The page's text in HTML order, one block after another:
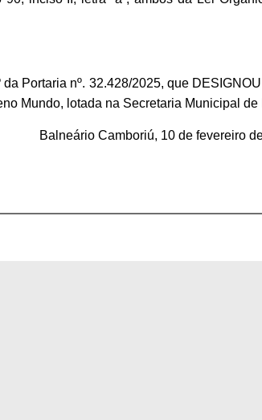
da Portaria nº. 32.428/2025, que DESIGNOU
Mundo, lotada na Secretaria Municipal de
Balneário Camboriú, 10de fevereiro